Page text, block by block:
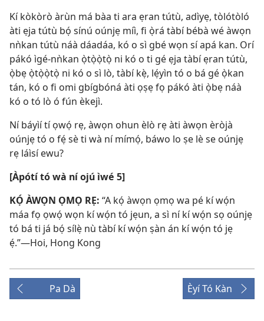
Kí kòkòrò àrùn má bàa ti ara ẹran tútù, adìyẹ, tòlótòló
àti ẹja tútù bọ́ sínú oúnjẹ míì, fi ọ̀rá tàbí bébà wé àwọn
nǹkan tútù náà dáadáa, kó o sì gbé wọn sí apá kan. Orí
pákó ìgé-nǹkan ọ̀tọ̀ọ̀tọ̀ ni kó o ti gé ẹja tàbí ẹran tútù,
ọ̀bẹ ọ̀tọ̀ọ̀tọ̀ ni kó o sì lò, tàbí kẹ̀, lẹ́yìn tó o bá gé ọ̀kan
tán, kó o fi omi gbígbóná àti ọṣẹ fọ pákó àti ọ̀bẹ náà
kó o tó lò ó fún èkejì.
Ní báyìí tí ọwọ́ rẹ, àwọn ohun èlò rẹ àti àwọn èròjà
oúnjẹ tó o fẹ́ sè ti wà ní mímọ́, báwo lo ṣe lè se oúnjẹ
rẹ láìsí ewu?
[Àpótí tó wà ní ojú ìwé 5]
KỌ́ ÀWỌN ỌMỌ RẸ: “A kọ́ àwọn ọmọ wa pé kí wọ́n
máa fọ ọwọ́ wọn kí wọ́n tó jẹun, a sì ní kí wọ́n sọ oúnjẹ
tó bá ti já bọ́ sílẹ̀ nù tàbí kí wọ́n ṣàn án kí wọ́n tó jẹ
ẹ́.”—Hoi, Hong Kong
Pa Dà Èyí Tó Kàn